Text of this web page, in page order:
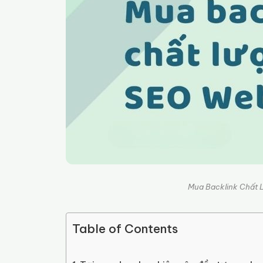
Mua Backlink Chất
Table of Contents